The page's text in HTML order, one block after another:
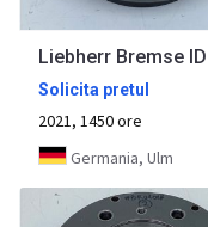
Solicita pretul
2021, 1450 ore
Germania, Ulm